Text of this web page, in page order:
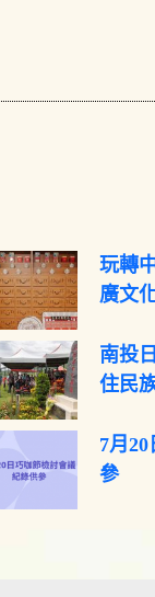
玩轉
廣文
南投
住民
7月
參